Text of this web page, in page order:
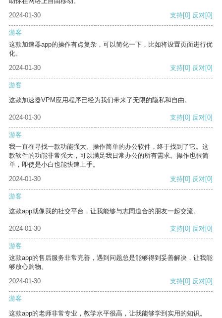
2024-01-30
支持[0] 反对[0]
游客
这款加速器app的操作有点复杂，可以简化一下，比如将设置页面进行优
化。
2024-01-30
支持[0] 反对[0]
游客
这款加速器VPM应用程序已经为我们带来了无限的隐私和自由。
2024-01-30 支持[0] 反对[0]
游客
我一直在寻找一款功能强大、操作简单的办公软件，终于找到了它。这
款软件的功能非常强大，可以满足我日常办公的所有需求。操作也很简
单，即使是小白也能快速上手。
2024-01-30
支持[0] 反对[0]
游客
这款app就像我的社交平台，让我能够与志同道合的朋友一起交流。
2024-01-30 支持[0] 反对[0]
游客
这款app的售后服务非常完善，遇到问题总是能够得到妥善解决，让我能
够放心购物。
2024-01-30
支持[0] 反对[0]
游客
这款app的老师非常专业，教学水平很高，让我能够学到实用的知识。